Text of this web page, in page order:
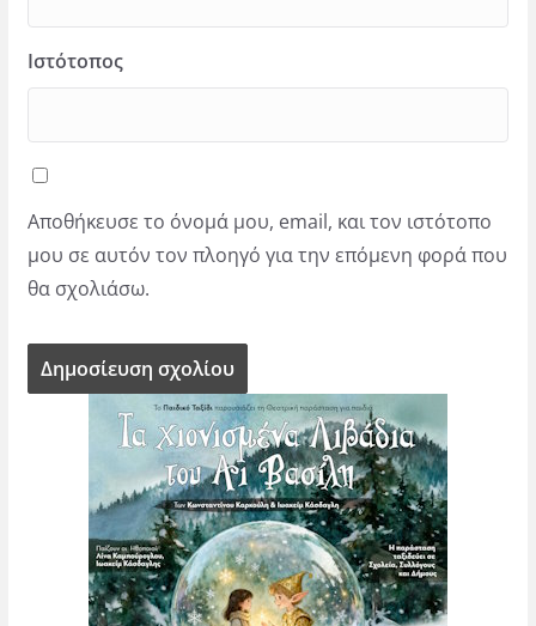
Ιστότοπος
Αποθήκευσε το όνομά μου, email, και τον ιστότοπο
μου σε αυτόν τον πλοηγό για την επόμενη φορά που
θα σχολιάσω.